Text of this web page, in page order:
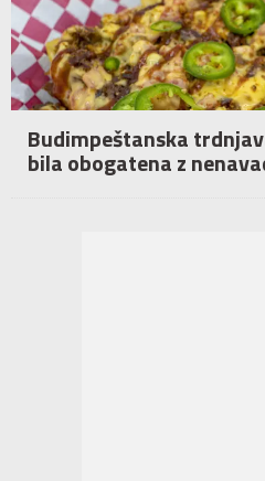
Budimpeštanska
bila obogatena z